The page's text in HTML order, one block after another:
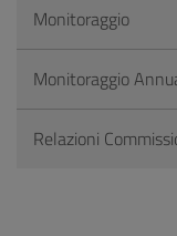
Monitoraggio
Monitoraggio
Relazioni